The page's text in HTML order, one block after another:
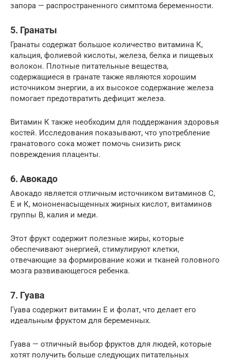
запора — распространенного симптома беременности.
5. Гранаты
Гранаты содержат большое количество витамина К,
кальция, фолиевой кислоты, железа, белка и пищевых
волокон. Плотные питательные вещества,
содержащиеся в гранате также являются хорошим
источником энергии, а их высокое содержание железа
помогает предотвратить дефицит железа.
Витамин К также необходим для поддержания здоровья
костей. Исследования показывают, что употребление
гранатового сока может помочь снизить риск
повреждения плаценты.
6. Авокадо
Авокадо является отличным источником витаминов С,
Е и К, мононенасыщенных жирных кислот, витаминов
группы В, калия и меди.
Этот фрукт содержит полезные жиры, которые
обеспечивают энергией, стимулируют клетки,
отвечающие за формирование кожи и тканей головного
мозга развивающегося ребенка.
7. Гуава
Гуава содержит витамин Е и фолат, что делает его
идеальным фруктом для беременных.
Гуава — отличный выбор фруктов для людей, которые
хотят получить больше следующих питательных